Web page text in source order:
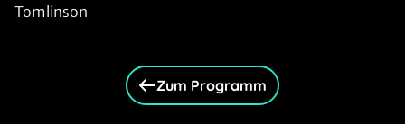
Tomlinson
Zum Programm